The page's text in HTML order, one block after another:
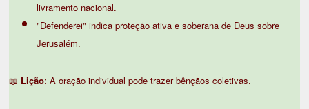
livramento nacional.
"Defenderei" indica proteção ativa e soberana de Deus sobre
Jerusalém.
📖 Lição: A oração individual pode trazer bênçãos coletivas.